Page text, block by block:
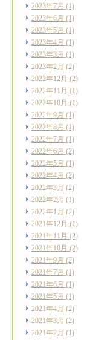
2023年7月 (1)
2023年6月 (1)
2023年5月 (1)
2023年4月 (1)
2023年3月 (1)
2023年2月 (2)
2022年12月 (2)
2022年11月 (1)
2022年10月 (1)
2022年9月 (1)
2022年8月 (1)
2022年7月 (1)
2022年6月 (2)
2022年5月 (1)
2022年4月 (2)
2022年3月 (2)
2022年2月 (1)
2022年1月 (2)
2021年12月 (1)
2021年11月 (2)
2021年10月 (2)
2021年9月 (2)
2021年7月 (1)
2021年6月 (1)
2021年5月 (1)
2021年4月 (2)
2021年3月 (2)
2021年2月 (1)